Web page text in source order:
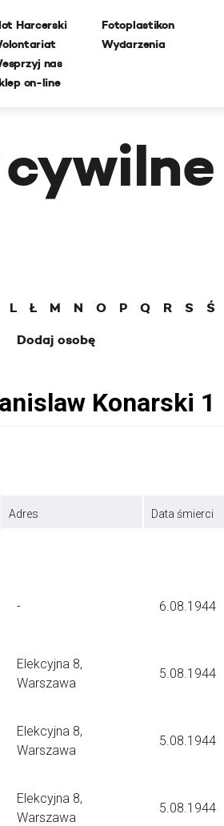
Harcerski
nas
on-line
Fotoplastikon
Wydarzenia
L Ł M N O P Q R S Ś
Dodaj osobę
Adres Data śmierci
- 6.08.1944
Elekcyjna 8,
Warszawa
5.08.1944
Elekcyjna 8,
Warszawa
5.08.1944
Elekcyjna 8,
Warszawa
5.08.1944